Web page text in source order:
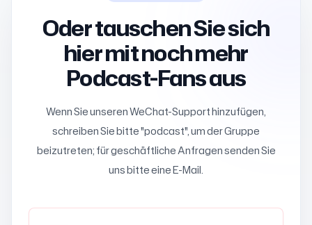
Oder tauschen Sie sich
hier mit noch mehr
Podcast-Fans aus
Wenn Sie unseren WeChat-Support hinzufügen,
schreiben Sie bitte "podcast", um der Gruppe
beizutreten; für geschäftliche Anfragen senden Sie
uns bitte eine E-Mail.